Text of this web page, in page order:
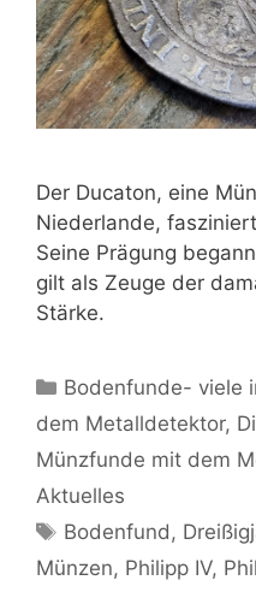
Der Ducaton, eine
Niederlande,
Seine Prägung
gilt als Zeuge der
Stärke.
Kategorien
Bodenfunde- viele
dem Metalldetektor,
Münzfunde mit dem
Aktuelles
Schlagwörter
Bodenfund ,
Münzen, Philipp IV,